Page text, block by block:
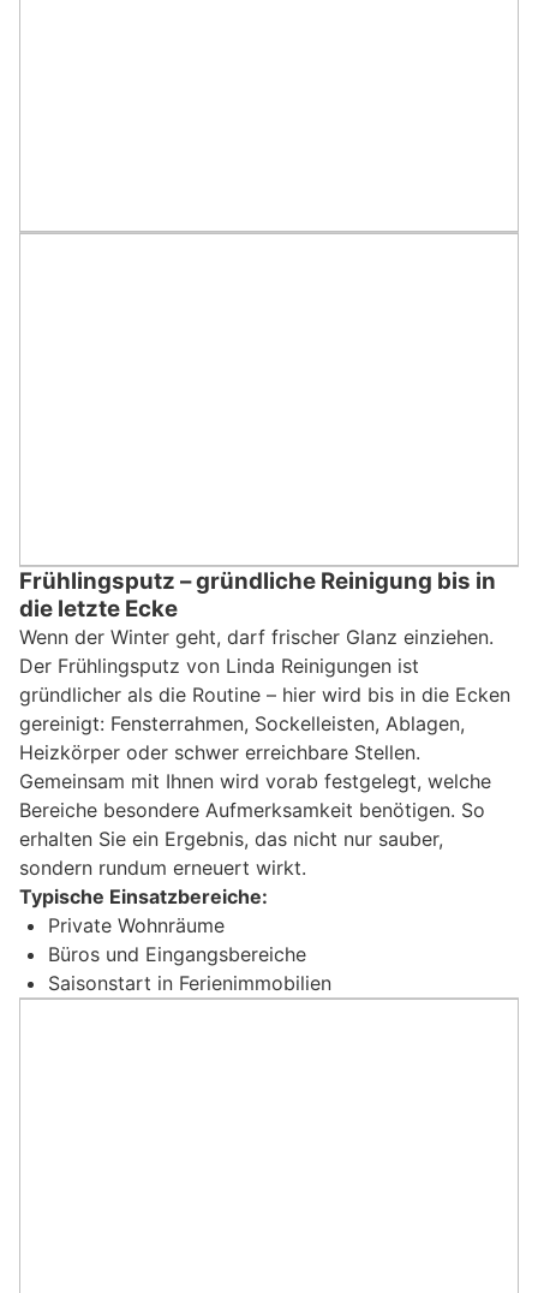
Frühlingsputz – gründliche Reinigung bis in
die letzte Ecke
Wenn der Winter geht, darf frischer Glanz einziehen.
Der Frühlingsputz von Linda Reinigungen ist
gründlicher als die Routine – hier wird bis in die Ecken
gereinigt: Fensterrahmen, Sockelleisten, Ablagen,
Heizkörper oder schwer erreichbare Stellen.
Gemeinsam mit Ihnen wird vorab festgelegt, welche
Bereiche besondere Aufmerksamkeit benötigen. So
erhalten Sie ein Ergebnis, das nicht nur sauber,
sondern rundum erneuert wirkt.
Typische Einsatzbereiche:
Private Wohnräume
Büros und Eingangsbereiche
Saisonstart in Ferienimmobilien